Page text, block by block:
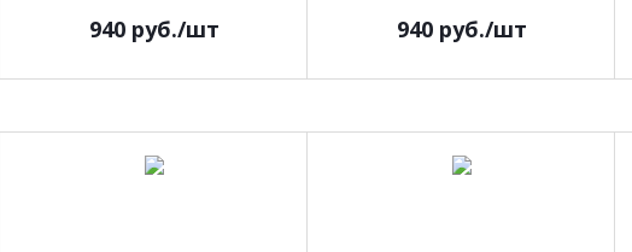
940руб./шт 940руб./шт